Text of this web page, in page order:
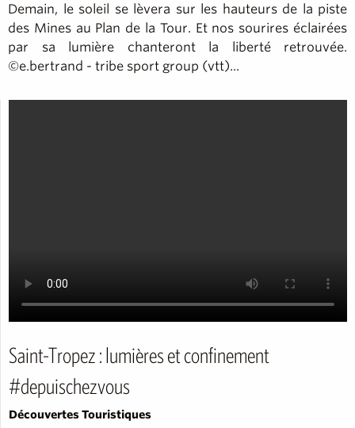
Demain, le soleil se lèvera sur les hauteurs de la piste
des Mines au Plan de la Tour. Et nos sourires éclairées
par sa lumière chanteront la liberté retrouvée.
©e.bertrand - tribe sport group (vtt)...
Saint-Tropez : lumières et confinement
#depuischezvous
Découvertes Touristiques